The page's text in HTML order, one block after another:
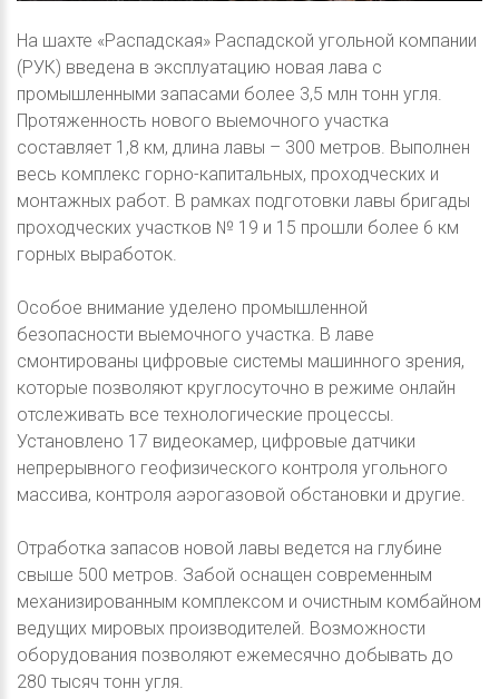
На шахте «Распадская» Распадской угольной компании
(РУК) введена в эксплуатацию новая лава с
промышленными запасами более 3,5 млн тонн угля.
Протяженность нового выемочного участка
составляет 1,8 км, длина лавы – 300 метров. Выполнен
весь комплекс горно-капитальных, проходческих и
монтажных работ. В рамках подготовки лавы бригады
проходческих участков № 19 и 15 прошли более 6 км
горных выработок.
Особое внимание уделено промышленной
безопасности выемочного участка. В лаве
смонтированы цифровые системы машинного зрения,
которые позволяют круглосуточно в режиме онлайн
отслеживать все технологические процессы.
Установлено 17 видеокамер, цифровые датчики
непрерывного геофизического контроля угольного
массива, контроля аэрогазовой обстановки и другие.
Отработка запасов новой лавы ведется на глубине
свыше 500 метров. Забой оснащен современным
механизированным комплексом и очистным комбайном
ведущих мировых производителей. Возможности
оборудования позволяют ежемесячно добывать до
280 тысяч тонн угля.